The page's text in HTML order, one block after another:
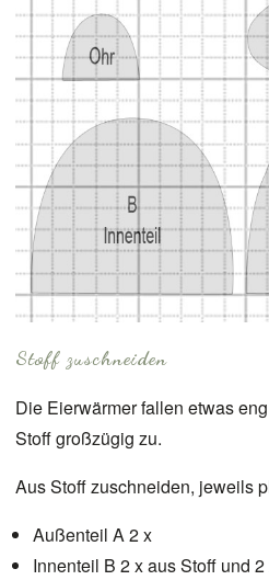
Stoff zuschneiden
Die Eierwärmer fallen etwas
Stoff großzügig zu.
Aus Stoff zuschneiden, jeweils
Außenteil A 2 x
Innenteil B 2 x aus Stoff und